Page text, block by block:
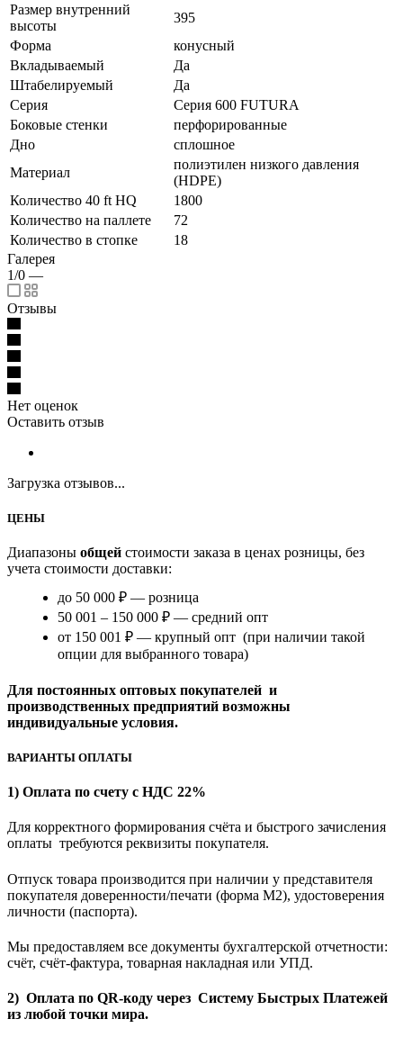
Размер внутренний
высоты
395
Форма
конусный
Вкладываемый
Да
Штабелируемый
Да
Серия
Серия 600 FUTURA
Боковые стенки
перфорированные
Дно
сплошное
Материал
полиэтилен низкого давления
(HDPE)
Количество 40 ft HQ
1800
Количество на паллете
72
Количество в стопке
18
Галерея
1/0 —
Отзывы
Нет оценок
Оставить отзыв
Загрузка отзывов...
ЦЕНЫ
Диапазоны общей стоимости заказа в ценах розницы, без
учета стоимости доставки:
до 50 000 ₽ — розница
50 001 – 150 000 ₽ — средний опт
от 150 001 ₽ — крупный опт (при наличии такой
опции для выбранного товара)
Для постоянных оптовых покупателей и
производственных предприятий возможны
индивидуальные условия.
ВАРИАНТЫ ОПЛАТЫ
1) Оплата по счету с НДС 22%
Для корректного формирования счёта и быстрого зачисления
оплаты требуются реквизиты покупателя.
Отпуск товара производится при наличии у представителя
покупателя доверенности/печати (форма M2), удостоверения
личности (паспорта).
Мы предоставляем все документы бухгалтерской отчетности:
счёт, счёт-фактура, товарная накладная или УПД.
2) Оплата по QR-коду через Систему Быстрых Платежей
из любой точки мира.